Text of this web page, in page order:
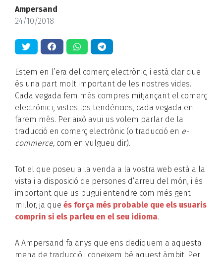
Ampersand
24/10/2018
Estem en l’era del comerç electrònic, i està clar que
és una part molt important de les nostres vides.
Cada vegada fem més compres mitjançant el comerç
electrònic i, vistes les tendències, cada vegada en
farem més. Per això avui us volem parlar de la
traducció en comerç electrònic (o traducció en e-
commerce, com en vulgueu dir).
Tot el que poseu a la venda a la vostra web està a la
vista i a disposició de persones d’arreu del món, i és
important que us pugui entendre com més gent
millor, ja que és força més probable que els usuaris
comprin si els parleu en el seu idioma.
A Ampersand fa anys que ens dediquem a aquesta
mena de traducció i coneixem bé aquest àmbit. Per